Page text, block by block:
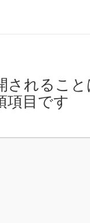
されるこ
項目です